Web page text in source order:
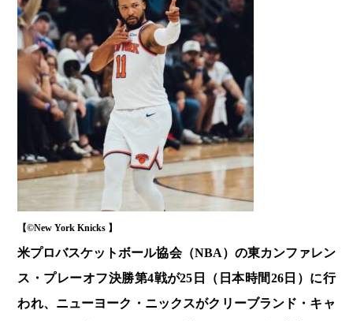
【©️New York Knicks 】
米プロバスケットボール協会（NBA）の東カンファレン
ス・プレーオフ決勝第4戦が25日（日本時間26日）に行
われ、ニューヨーク・ニックスがクリーブランド・キャ